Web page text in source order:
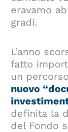
eravamo
gradi.
L’anno
fatto
un
nuovo
definita la
del Fondo